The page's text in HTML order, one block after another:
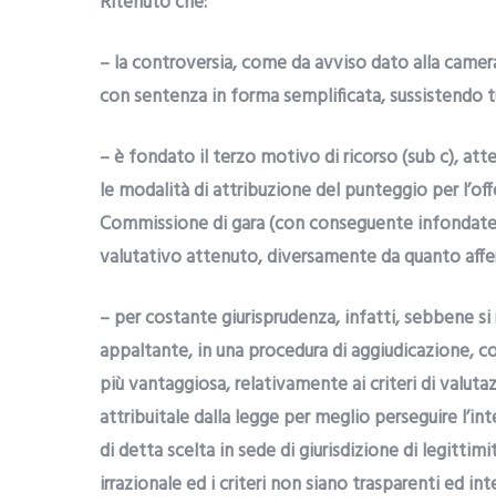
– la controversia, come da avviso dato alla
con sentenza in forma semplificata, sussistendo
– è fondato il terzo motivo di ricorso (sub c),
le modalità di attribuzione del punteggio per
Commissione di gara (con conseguente
valutativo attenuto, diversamente da quanto
– per costante giurisprudenza, infatti, sebbene
appaltante, in una procedura di aggiudicazione,
più vantaggiosa, relativamente ai criteri di
attribuitale dalla legge per meglio perseguire
di detta scelta in sede di giurisdizione di
irrazionale ed i criteri non siano trasparenti ed